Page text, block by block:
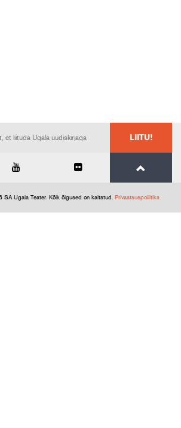
LIITU!
Ugala Teater. Kõik õigused on kaitstud. Privaatsuspoliitika